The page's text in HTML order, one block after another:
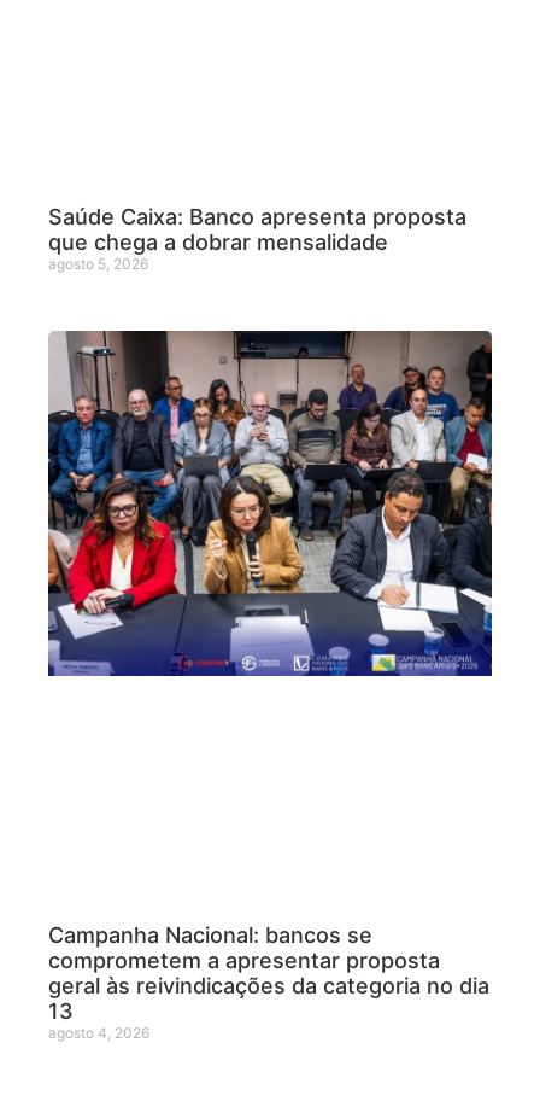
Saúde Caixa: Banco apresenta proposta
que chega a dobrar mensalidade
agosto 5, 2026
Campanha Nacional: bancos se
comprometem a apresentar proposta
geral às reivindicações da categoria no dia
13
agosto 4, 2026